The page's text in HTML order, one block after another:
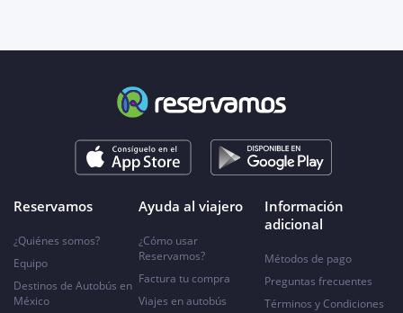
Reservamos
¿Quiénes somos?
Equipo
Destinos de Autobús en
México
Ayuda al viajero
¿Cómo usar
Reservamos?
Factura tu compra
Viajes en autobús
Información
adicional
Métodos de pago
Preguntas frecuentes
Términos y Condiciones